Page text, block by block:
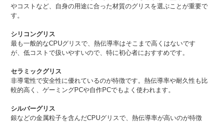
やコストなど、自身の用途に合った材質のグリスを選ぶことが重要で
す。
シリコングリス
最も一般的なCPUグリスで、熱伝導率はそこまで高くはないです
が、低コストで扱いやすいので、特に初心者におすすめです。
セラミックグリス
非導電性で安全性に優れているのが特徴です。熱伝導率や耐久性も比
較的高く、ゲーミングPCや自作PCでもよく使われます。
シルバーグリス
銀などの金属粒子を含んだCPUグリスで、熱伝導率が高いのが特徴